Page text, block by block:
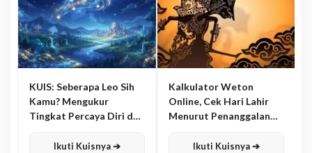
KUIS: Seberapa Leo Sih
Kamu? Mengukur
Tingkat Percaya Diri dan
Ikuti Kuisnya ➔
Kalkulator Weton
Online, Cek Hari Lahir
Menurut Penanggalan
Ikuti Kuisnya ➔